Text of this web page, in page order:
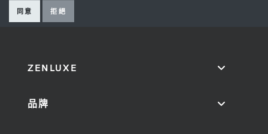
同意 拒絕
ZENLUXE
品牌